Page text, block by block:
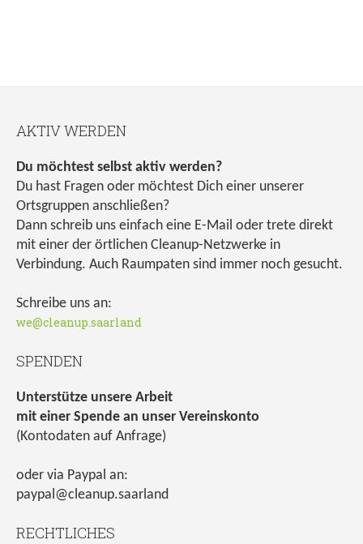
AKTIV WERDEN
Du möchtest selbst aktiv werden?
Du hast Fragen oder möchtest Dich einer unserer
Ortsgruppen anschließen?
Dann schreib uns einfach eine E-Mail oder trete direkt
mit einer der örtlichen Cleanup-Netzwerke in
Verbindung. Auch Raumpaten sind immer noch gesucht.
Schreibe uns an:
we@cleanup.saarland
SPENDEN
Unterstütze unsere Arbeit
mit einer Spende an unser Vereinskonto
(Kontodaten auf Anfrage)
oder via Paypal an:
paypal@cleanup.saarland
RECHTLICHES